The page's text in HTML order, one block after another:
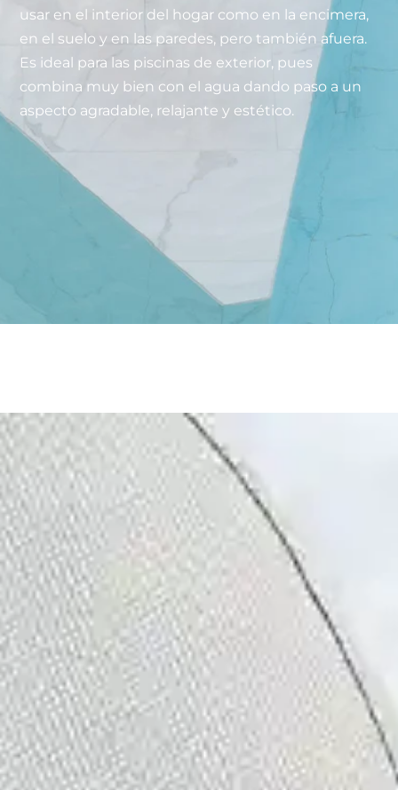
usar en el interior del hogar como en la encimera,
en el suelo y en las paredes, pero también afuera.
Es ideal para las piscinas de exterior, pues
combina muy bien con el agua dando paso a un
aspecto agradable, relajante y estético.